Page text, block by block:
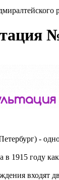
-
в 1915 году
входят